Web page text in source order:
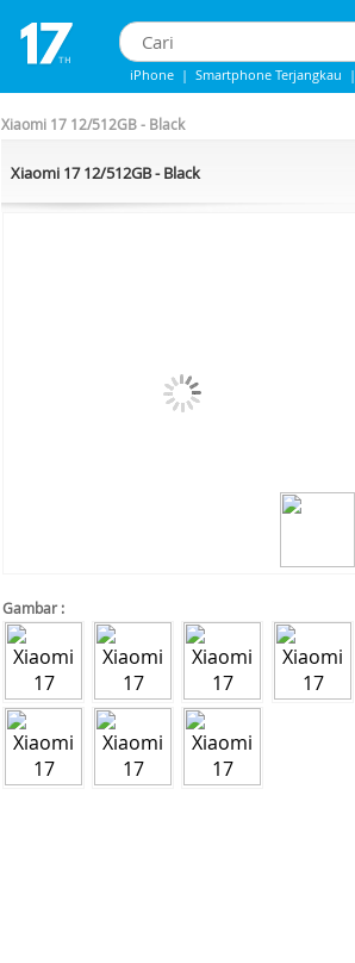
iPhone | Smartphone Terjangkau |
Xiaomi 17 12/512GB - Black
Xiaomi 17 12/512GB - Black
Gambar :